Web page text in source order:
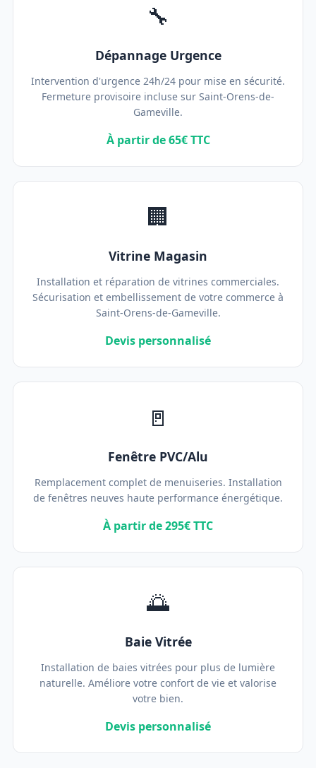
🔧
Dépannage Urgence
Intervention d'urgence 24h/24 pour mise en sécurité.
Fermeture provisoire incluse sur Saint-Orens-de-
Gameville.
À partir de 65€ TTC
🏢
Vitrine Magasin
Installation et réparation de vitrines commerciales.
Sécurisation et embellissement de votre commerce à
Saint-Orens-de-Gameville.
Devis personnalisé
🚪
Fenêtre PVC/Alu
Remplacement complet de menuiseries. Installation
de fenêtres neuves haute performance énergétique.
À partir de 295€ TTC
🌅
Baie Vitrée
Installation de baies vitrées pour plus de lumière
naturelle. Améliore votre confort de vie et valorise
votre bien.
Devis personnalisé